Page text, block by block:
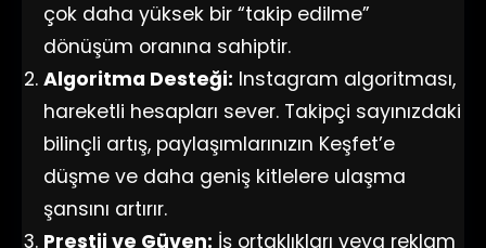
çok daha yüksek bir “takip edilme”
dönüşüm oranına sahiptir.
Algoritma Desteği: Instagram algoritması,
hareketli hesapları sever. Takipçi sayınızdaki
bilinçli artış, paylaşımlarınızın Keşfet’e
düşme ve daha geniş kitlelere ulaşma
şansını artırır.
Prestij ve Güven: İş ortaklıkları veya reklam